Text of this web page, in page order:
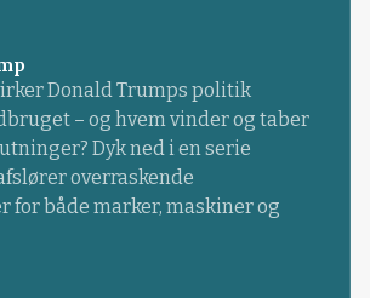
Donald Trumps politik
– og hvem vinder og taber
Dyk ned i en serie
overraskende
for både marker, maskiner og